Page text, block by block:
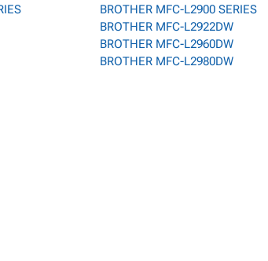
BROTHER MFC-L2900 SERIES
BROTHER MFC-L2922DW
BROTHER MFC-L2960DW
BROTHER MFC-L2980DW